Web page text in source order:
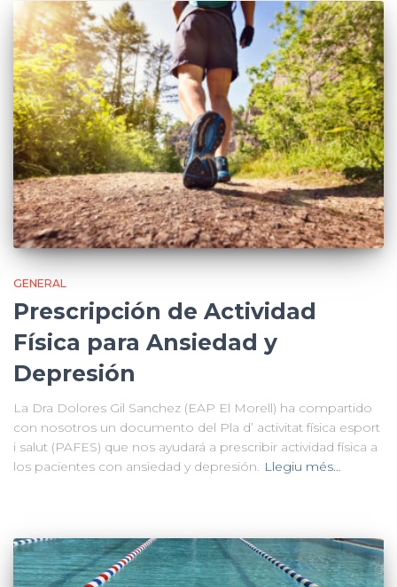
GENERAL
Prescripción de Actividad
Física para Ansiedad y
Depresión
La Dra Dolores Gil Sanchez (EAP El Morell) ha compartido
con nosotros un documento del Pla d’ activitat física esport
i salut (PAFES) que nos ayudará a prescribir actividad física a
los pacientes con ansiedad y depresión. Llegiu més…